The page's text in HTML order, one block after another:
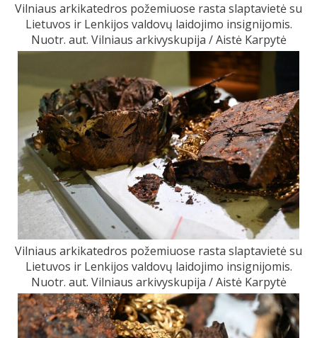
Vilniaus arkikatedros požemiuose rasta slaptavietė su
Lietuvos ir Lenkijos valdovų laidojimo insignijomis.
Nuotr. aut. Vilniaus arkivyskupija / Aistė Karpytė
Vilniaus arkikatedros požemiuose rasta slaptavietė su
Lietuvos ir Lenkijos valdovų laidojimo insignijomis.
Nuotr. aut. Vilniaus arkivyskupija / Aistė Karpytė